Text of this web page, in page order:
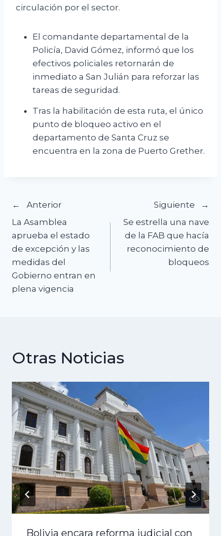
circulación por el sector.
El comandante departamental de la
Policía, David Gómez, informó que los
efectivos policiales retornarán de
inmediato a San Julián para reforzar las
tareas de seguridad.
Tras la habilitación de esta ruta, el único
punto de bloqueo activo en el
departamento de Santa Cruz se
encuentra en la zona de Puerto Grether.
Navegación
de
entradas
Anterior
La Asamblea
aprueba el estado
de excepción y las
medidas del
Gobierno entran en
plena vigencia
Siguiente
Se estrella una nave
de la FAB que hacía
reconocimiento de
bloqueos
Otras Noticias
Bolivia encara reforma judicial con